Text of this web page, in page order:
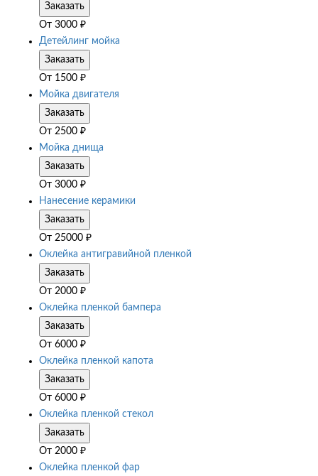
Заказать
От 3000 ₽
Детейлинг мойка
Заказать
От 1500 ₽
Мойка двигателя
Заказать
От 2500 ₽
Мойка днища
Заказать
От 3000 ₽
Нанесение керамики
Заказать
От 25000 ₽
Оклейка антигравийной пленкой
Заказать
От 2000 ₽
Оклейка пленкой бампера
Заказать
От 6000 ₽
Оклейка пленкой капота
Заказать
От 6000 ₽
Оклейка пленкой стекол
Заказать
От 2000 ₽
Оклейка пленкой фар